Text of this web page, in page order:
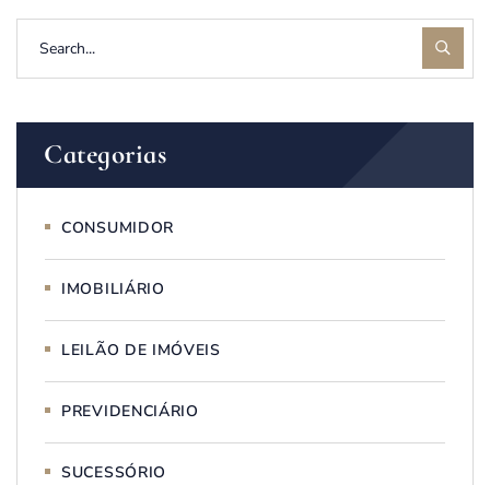
Categorias
CONSUMIDOR
IMOBILIÁRIO
LEILÃO DE IMÓVEIS
PREVIDENCIÁRIO
SUCESSÓRIO